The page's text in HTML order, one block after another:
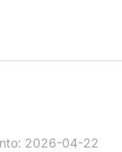
2026-04-22